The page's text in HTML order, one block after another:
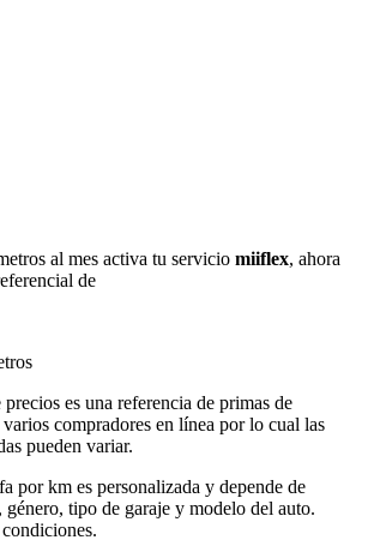
al mes activa tu servicio miiflex, ahora
de
es una referencia de primas de
compradores en línea por lo cual las
pueden variar.
por km es personalizada y depende de
género, tipo de garaje y modelo del auto.